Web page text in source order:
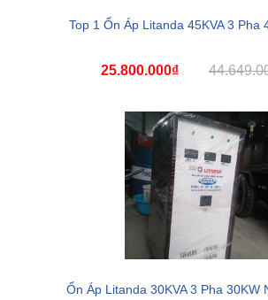
Top 1 Ổn Áp Litanda 45KVA 3 Pha
25.800.000₫
Ổn Áp Litanda 30KVA 3 Pha 30KW